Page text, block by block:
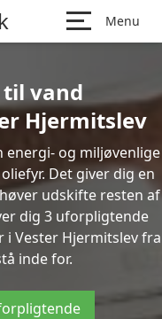
Menu
vand
Hjermitslev
energi- og miljøvenlige
Det giver dig en
udskifte resten af
dig 3 uforpligtende
Vester Hjermitslev fra
inde for.